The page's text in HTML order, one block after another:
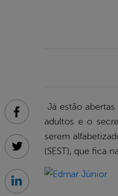
Já estão
adultos e o
serem
(SEST), que fica
Facebook
Twitter
Linkedin